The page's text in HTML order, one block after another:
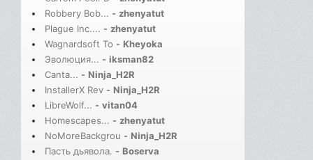
Robbery Bob... - zhenyatut
Plague Inc.... - zhenyatut
Wagnardsoft To - Kheyoka
Эволюция... - iksman82
Canta... - Ninja_H2R
InstallerX Rev - Ninja_H2R
LibreWolf... - vitan04
Homescapes... - zhenyatut
NoMoreBackgrou - Ninja_H2R
Пасть дьявола. - Boserva